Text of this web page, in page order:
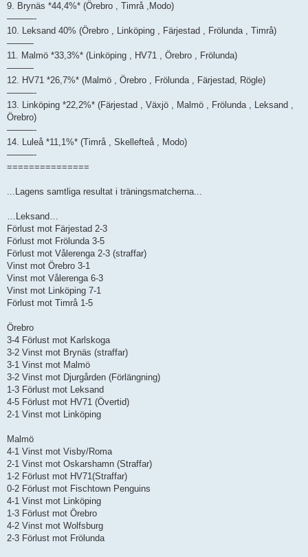
9. Brynäs *44,4%* (Örebro , Timrå ,Modo)
———-
10. Leksand 40% (Örebro , Linköping , Färjestad , Frölunda , Timrå)
———
11. Malmö *33,3%* (Linköping , HV71 , Örebro , Frölunda)
———
12. HV71 *26,7%* (Malmö , Örebro , Frölunda , Färjestad, Rögle)
———-
13. Linköping *22,2%* (Färjestad , Växjö , Malmö , Frölunda , Leksand ,
Örebro)
———-
14. Luleå *11,1%* (Timrå , Skellefteå , Modo)
———-
===============
...Lagens samtliga resultat i träningsmatcherna...
…Leksand…
Förlust mot Färjestad 2-3
Förlust mot Frölunda 3-5
Förlust mot Vålerenga 2-3 (straffar)
Vinst mot Örebro 3-1
Vinst mot Vålerenga 6-3
Vinst mot Linköping 7-1
Förlust mot Timrå 1-5
Örebro
3-4 Förlust mot Karlskoga
3-2 Vinst mot Brynäs (straffar)
3-1 Vinst mot Malmö
3-2 Vinst mot Djurgården (Förlängning)
1-3 Förlust mot Leksand
4-5 Förlust mot HV71 (Övertid)
2-1 Vinst mot Linköping
Malmö
4-1 Vinst mot Visby/Roma
2-1 Vinst mot Oskarshamn (Straffar)
1-2 Förlust mot HV71(Straffar)
0-2 Förlust mot Fischtown Penguins
4-1 Vinst mot Linköping
1-3 Förlust mot Örebro
4-2 Vinst mot Wolfsburg
2-3 Förlust mot Frölunda